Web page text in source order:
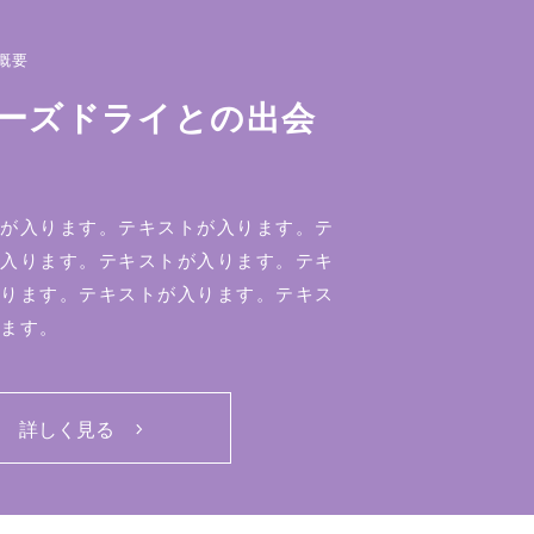
要
ズドライとの出会
入ります。テキストが入ります。テ
ります。テキストが入ります。テキ
ます。テキストが入ります。テキス
す。
詳しく見る